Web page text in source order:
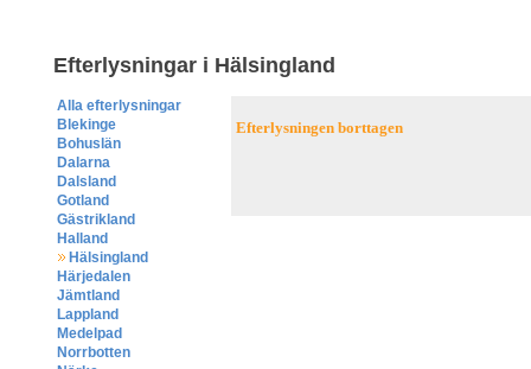
Efterlysningar i Hälsingland
Alla efterlysningar
Blekinge
Bohuslän
Dalarna
Dalsland
Gotland
Gästrikland
Halland
Hälsingland
Härjedalen
Jämtland
Lappland
Medelpad
Norrbotten
Efterlysningen borttagen